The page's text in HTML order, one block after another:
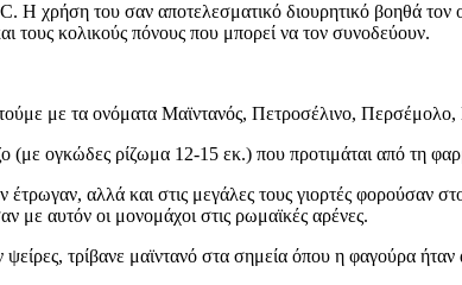
Η χρήση του σαν αποτελεσματικό διουρητικό βοηθά
τους κολικούς πόνους που μπορεί να τον συνοδεύουν.
με τα ονόματα Μαϊντανός, Πετροσέλινο, Περσέμολο,
(με ογκώδες ρίζωμα 12-15 εκ.) που προτιμάται από τη
αλλά και στις μεγάλες τους γιορτές φορούσαν
με αυτόν οι μονομάχοι στις ρωμαϊκές αρένες.
τρίβανε μαϊντανό στα σημεία όπου η φαγούρα